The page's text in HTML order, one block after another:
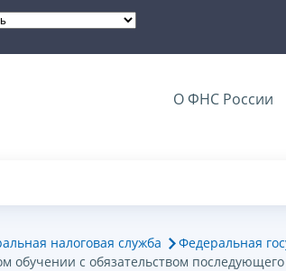
О ФНС России
налоговая служба
Федеральная
обучении с обязательством